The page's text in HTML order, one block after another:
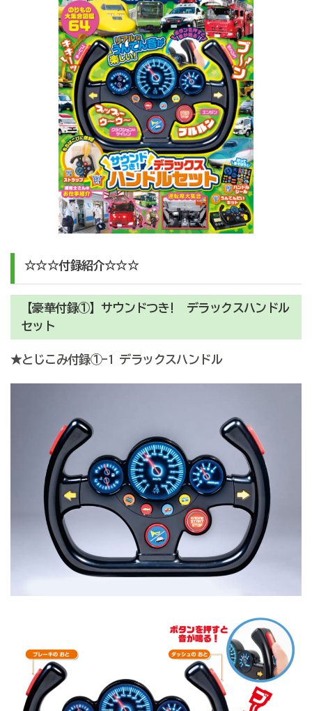
☆☆☆付録紹介☆☆☆
【豪華付録①】サウンドつき! デラックスハンドル
セット
★とじこみ付録①-1 デラックスハンドル